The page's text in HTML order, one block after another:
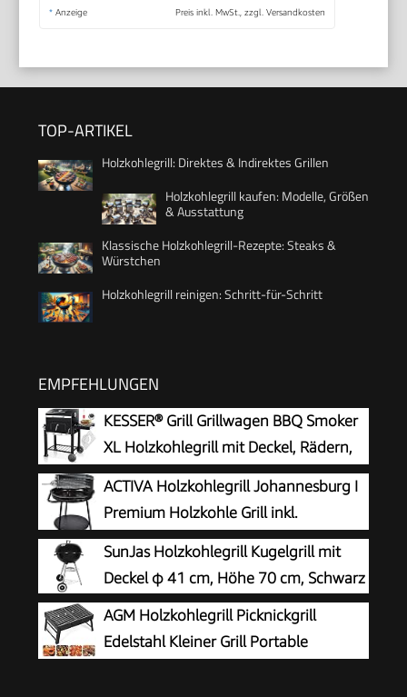
* Anzeige Preis inkl. MwSt., zzgl. Versandkosten
TOP-ARTIKEL
Holzkohlegrill: Direktes & Indirektes Grillen
Holzkohlegrill kaufen: Modelle, Größen
& Ausstattung
Klassische Holzkohlegrill-Rezepte: Steaks &
Würstchen
Holzkohlegrill reinigen: Schritt-für-Schritt
EMPFEHLUNGEN
KESSER® Grill Grillwagen BBQ Smoker
XL Holzkohlegrill mit Deckel, Rädern,
Edelstahl-Griff, Grillrost, Thermometer,
& Silikon-Pinsel, Standgrill, Kohlegrillwagen
ACTIVA Holzkohlegrill Johannesburg I
Premium Holzkohle Grill inkl.
hochwertigem & verchromtem
Grillrost I Robuster Kohlegrill für ein einzigartiges
Grillerlebnis I inkl. Warmhalterost
SunJas Holzkohlegrill Kugelgrill mit
Deckel φ 41 cm, Höhe 70 cm, Schwarz
AGM Holzkohlegrill Picknickgrill
Edelstahl Kleiner Grill Portable